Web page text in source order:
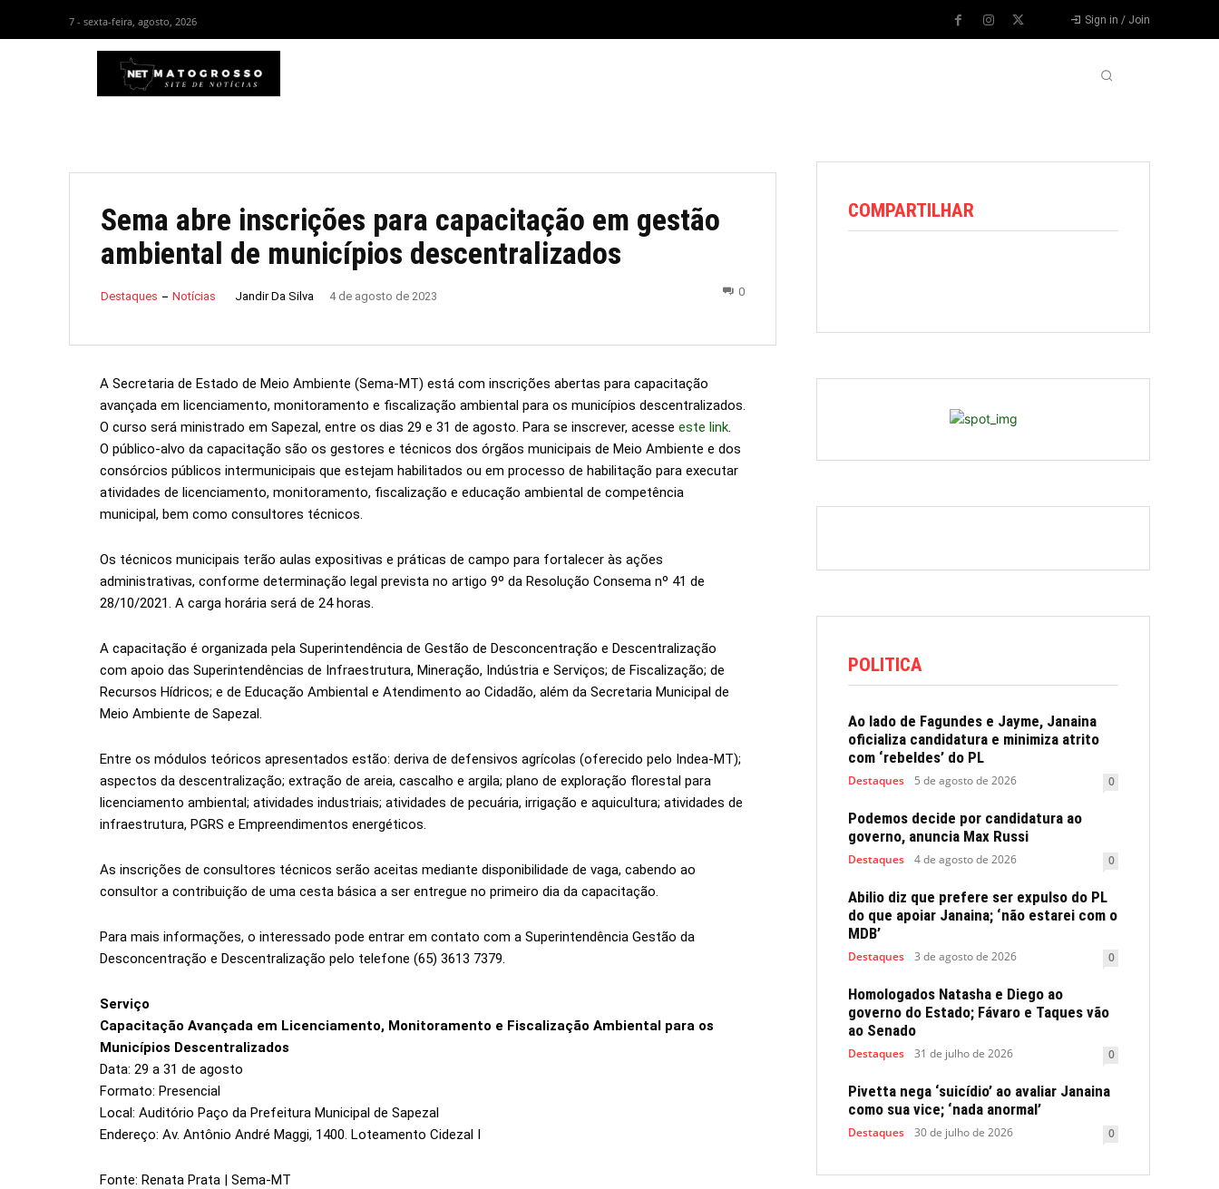
7 - sexta-feira, agosto, 2026 Sign in / Join
Sema abre inscrições para capacitação em gestão
ambiental de municípios descentralizados
Destaques Notícias Jandir Da Silva 4 de agosto de 2023 0
A Secretaria de Estado de Meio Ambiente (Sema-MT) está com inscrições abertas para capacitação
avançada em licenciamento, monitoramento e fiscalização ambiental para os municípios descentralizados.
O curso será ministrado em Sapezal, entre os dias 29 e 31 de agosto. Para se inscrever, acesse este link.
O público-alvo da capacitação são os gestores e técnicos dos órgãos municipais de Meio Ambiente e dos
consórcios públicos intermunicipais que estejam habilitados ou em processo de habilitação para executar
atividades de licenciamento, monitoramento, fiscalização e educação ambiental de competência
municipal, bem como consultores técnicos.
Os técnicos municipais terão aulas expositivas e práticas de campo para fortalecer às ações
administrativas, conforme determinação legal prevista no artigo 9º da Resolução Consema nº 41 de
28/10/2021. A carga horária será de 24 horas.
A capacitação é organizada pela Superintendência de Gestão de Desconcentração e Descentralização
com apoio das Superintendências de Infraestrutura, Mineração, Indústria e Serviços; de Fiscalização; de
Recursos Hídricos; e de Educação Ambiental e Atendimento ao Cidadão, além da Secretaria Municipal de
Meio Ambiente de Sapezal.
Entre os módulos teóricos apresentados estão: deriva de defensivos agrícolas (oferecido pelo Indea-MT);
aspectos da descentralização; extração de areia, cascalho e argila; plano de exploração florestal para
licenciamento ambiental; atividades industriais; atividades de pecuária, irrigação e aquicultura; atividades de
infraestrutura, PGRS e Empreendimentos energéticos.
As inscrições de consultores técnicos serão aceitas mediante disponibilidade de vaga, cabendo ao
consultor a contribuição de uma cesta básica a ser entregue no primeiro dia da capacitação.
Para mais informações, o interessado pode entrar em contato com a Superintendência Gestão da
Desconcentração e Descentralização pelo telefone (65) 3613 7379.
Serviço
Capacitação Avançada em Licenciamento, Monitoramento e Fiscalização Ambiental para os
Municípios Descentralizados
Data: 29 a 31 de agosto
Formato: Presencial
Local: Auditório Paço da Prefeitura Municipal de Sapezal
Endereço: Av. Antônio André Maggi, 1400. Loteamento Cidezal I
Fonte: Renata Prata | Sema-MT
COMPARTILHAR
POLITICA
Ao lado de Fagundes e Jayme, Janaina
oficializa candidatura e minimiza atrito
com ‘rebeldes’ do PL
Destaques 5 de agosto de 2026 0
Podemos decide por candidatura ao
governo, anuncia Max Russi
Destaques 4 de agosto de 2026 0
Abilio diz que prefere ser expulso do PL
do que apoiar Janaina; ‘não estarei com o
MDB’
Destaques 3 de agosto de 2026 0
Homologados Natasha e Diego ao
governo do Estado; Fávaro e Taques vão
ao Senado
Destaques 31 de julho de 2026 0
Pivetta nega ‘suicídio’ ao avaliar Janaina
como sua vice; ‘nada anormal’
Destaques 30 de julho de 2026 0